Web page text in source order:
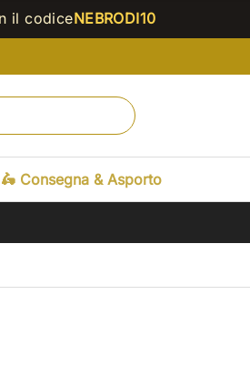
il codiceNEBRODI10
🛵 Consegna & Asporto